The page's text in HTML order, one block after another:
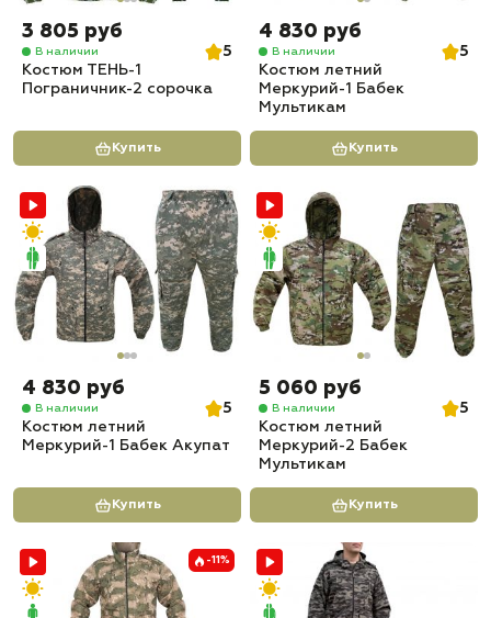
3 805 руб
В наличии
5
Костюм ТЕНЬ-1
Пограничник-2 сорочка
Купить
4 830 руб
В наличии
5
Костюм летний
Меркурий-1 Бабек
Мультикам
Купить
4 830 руб
В наличии
5
Костюм летний
Меркурий-1 Бабек Акупат
Купить
5 060 руб
В наличии
5
Костюм летний
Меркурий-2 Бабек
Мультикам
Купить
-11%